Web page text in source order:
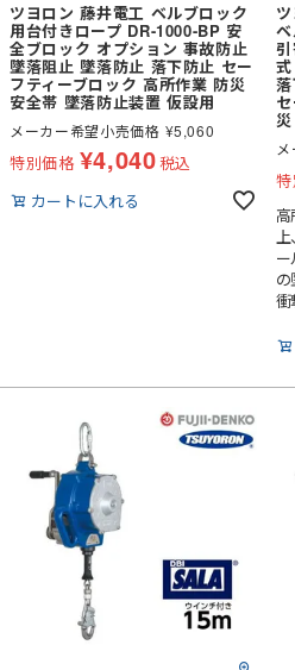
ツヨロン 藤井電工 ベルブロック
用台付きロープ DR-1000-BP 安
全ブロック オプション 事故防止
墜落阻止 墜落防止 落下防止 セー
フティーブロック 高所作業 防災
安全帯 墜落防止装置 仮設用
メーカー希望小売価格 ¥5,060
特別価格 ¥4,040税込
カートに入れる
上
衝
使